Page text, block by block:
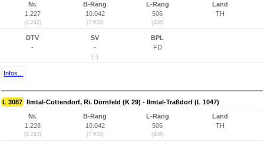
Nr.
1.227
(8.242)
B-Rang
10.042
(7.638)
L-Rang
506
(436)
Land
TH
DTV
-
SV
-
(-)
BPL
FD
Infos...
L 3087 Ilmtal-Cottendorf, Ri. Dörnfeld (K 29) - Ilmtal-Traßdorf (L 1047)
Nr.
1.228
(8.243)
B-Rang
10.042
(7.638)
L-Rang
506
(436)
Land
TH